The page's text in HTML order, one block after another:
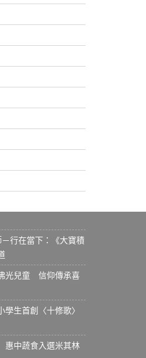
行在當下：《大寶積
光兒童 信仰傳承喜
生首創〈十修歌〉
中蔬食入選米其林